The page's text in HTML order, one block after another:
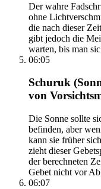
Der wahre
ohne
die nach dieser
gibt jedoch die
warten, bis man
06:05
Schuruk
von
Die Sonne sollte
befinden, aber
kann sie früher
zieht dieser
der berechneten
Gebet nicht vor
06:07